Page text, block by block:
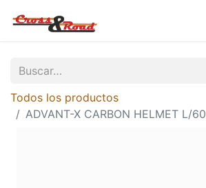
Todos los productos
ADVANT-X CARBON HELMET L/60